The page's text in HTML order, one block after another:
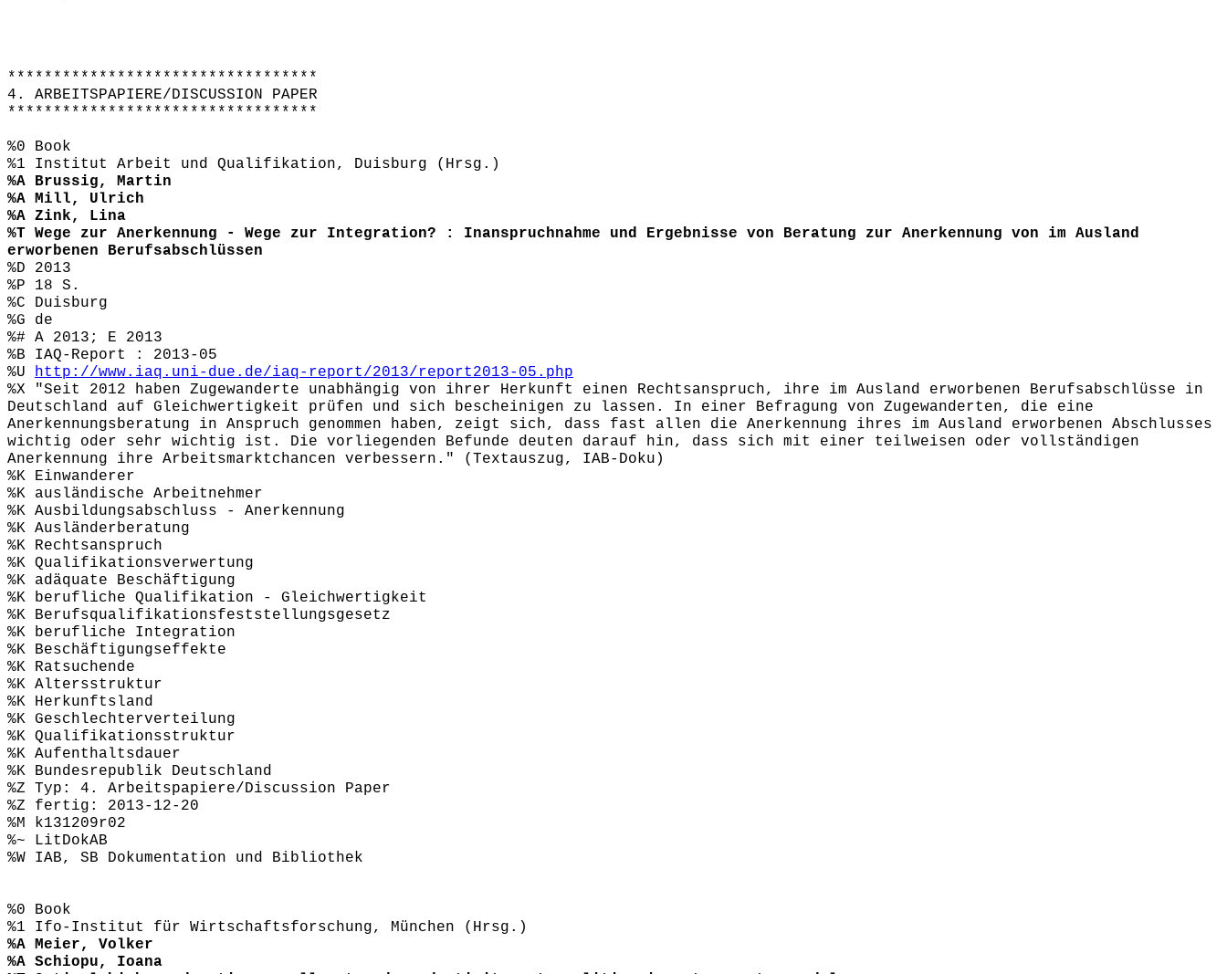
**********************************
4. ARBEITSPAPIERE/DISCUSSION PAPER
**********************************
%0 Book
%1 Institut Arbeit und Qualifikation, Duisburg (Hrsg.)
%A Brussig, Martin
%A Mill, Ulrich
%A Zink, Lina
%T Wege zur Anerkennung - Wege zur Integration? : Inanspruchnahme und Ergebnisse von Beratung zur Anerkennung von im Ausland
erworbenen Berufsabschlüssen
%D 2013
%P 18 S.
%C Duisburg
%G de
%# A 2013; E 2013
%B IAQ-Report : 2013-05
%U http://www.iaq.uni-due.de/iaq-report/2013/report2013-05.php
%X "Seit 2012 haben Zugewanderte unabhängig von ihrer Herkunft einen Rechtsanspruch, ihre im Ausland erworbenen Berufsabschlüsse in
Deutschland auf Gleichwertigkeit prüfen und sich bescheinigen zu lassen. In einer Befragung von Zugewanderten, die eine
Anerkennungsberatung in Anspruch genommen haben, zeigt sich, dass fast allen die Anerkennung ihres im Ausland erworbenen Abschlusses
wichtig oder sehr wichtig ist. Die vorliegenden Befunde deuten darauf hin, dass sich mit einer teilweisen oder vollständigen
Anerkennung ihre Arbeitsmarktchancen verbessern." (Textauszug, IAB-Doku)
%K Einwanderer
%K ausländische Arbeitnehmer
%K Ausbildungsabschluss - Anerkennung
%K Ausländerberatung
%K Rechtsanspruch
%K Qualifikationsverwertung
%K adäquate Beschäftigung
%K berufliche Qualifikation - Gleichwertigkeit
%K Berufsqualifikationsfeststellungsgesetz
%K berufliche Integration
%K Beschäftigungseffekte
%K Ratsuchende
%K Altersstruktur
%K Herkunftsland
%K Geschlechterverteilung
%K Qualifikationsstruktur
%K Aufenthaltsdauer
%K Bundesrepublik Deutschland
%Z Typ: 4. Arbeitspapiere/Discussion Paper
%Z fertig: 2013-12-20
%M k131209r02
%~ LitDokAB
%W IAB, SB Dokumentation und Bibliothek
%0 Book
%1 Ifo-Institut für Wirtschaftsforschung, München (Hrsg.)
%A Meier, Volker
%A Schiopu, Ioana